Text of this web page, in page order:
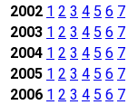
2002 1 2 3 4 5 6 7
2003 1 2 3 4 5 6 7
2004 1 2 3 4 5 6 7
2005 1 2 3 4 5 6 7
2006 1 2 3 4 5 6 7